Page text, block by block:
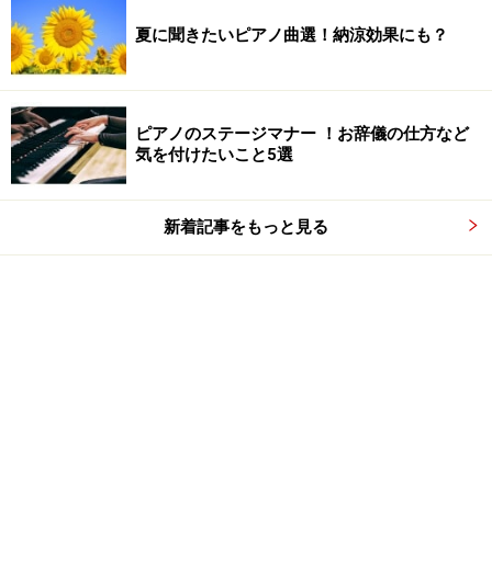
夏に聞きたいピアノ曲選！納涼効果にも？
ピアノのステージマナー ！お辞儀の仕方など
気を付けたいこと5選
新着記事をもっと見る